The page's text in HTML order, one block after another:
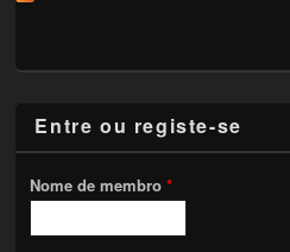
Entre ou registe-se
Nome de membro*